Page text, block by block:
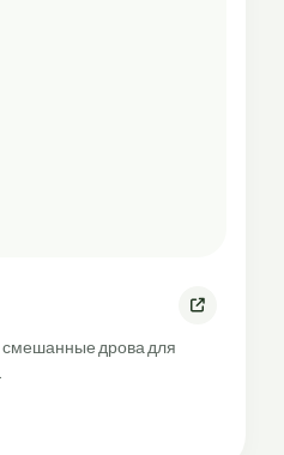
смешанные дрова для